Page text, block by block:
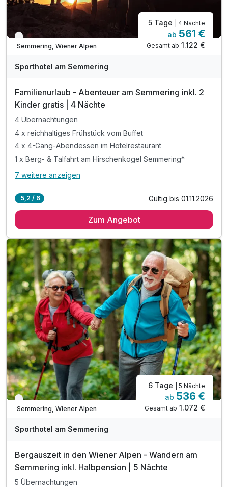
Nur noch bis Oktober
Semmering, Wiener Alpen
5 Tage | 4 Nächte
ab 561 €
Gesamt ab 1.122 €
Sporthotel am Semmering
Familienurlaub - Abenteuer am Semmering inkl. 2
Kinder gratis | 4 Nächte
4 Übernachtungen
4 x reichhaltiges Frühstück vom Buffet
4 x 4-Gang-Abendessen im Hotelrestaurant
1 x Berg- & Talfahrt am Hirschenkogel Semmering*
Alle Inklusivleistungen
4 x reichhaltiges Frühstück vom Buffet
1 x Berg- & Talfahrt am Hirschenkogel Semmering*
1 x Waldseilgarten pro Person**
1 x Mountaincart pro Person***
inkl. 2 Kinder gratis bis 15 Jahre****
inkl. Wanderkarte mit den schönsten Routen
inkl. Nutzung der Wellnesseinrichtung
inkl. Parkplatz- und W-LAN Nutzung
Tipp 3: Einkehrschwung im Liechtensteinhaus
7 weitere anzeigen
5,2 / 6 Gültig bis 01.11.2026
Zum Angebot
Nur noch bis Oktober
Semmering, Wiener Alpen
6 Tage | 5 Nächte
ab 536 €
Gesamt ab 1.072 €
Sporthotel am Semmering
Bergauszeit in den Wiener Alpen - Wandern am
Semmering inkl. Halbpension | 5 Nächte
5 Übernachtungen